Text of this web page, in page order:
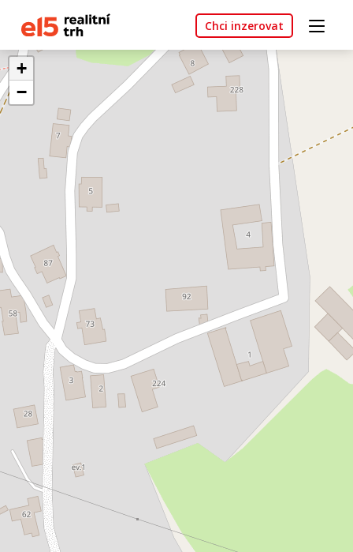
Chci inzerovat
+
−